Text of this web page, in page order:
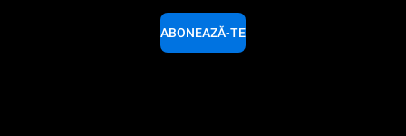
ABONEAZĂ-TE